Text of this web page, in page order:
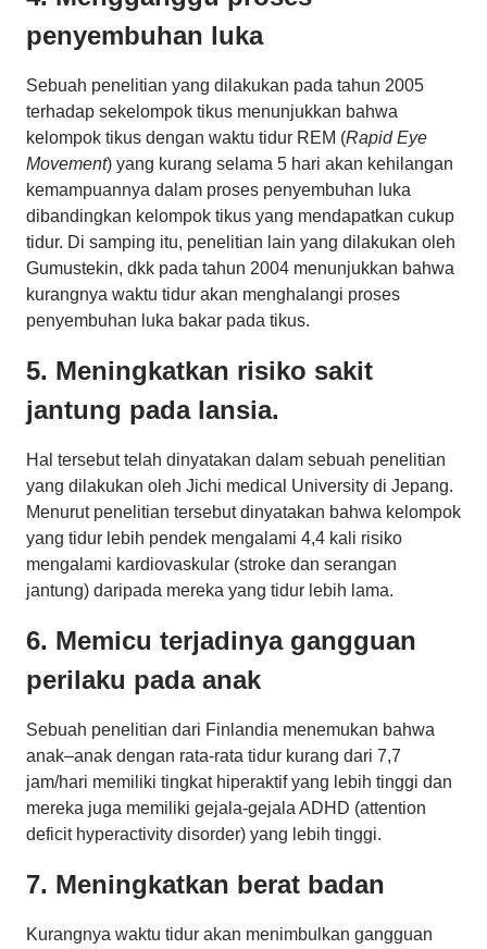
penyembuhan luka
Sebuah penelitian yang dilakukan pada tahun 2005
terhadap sekelompok tikus menunjukkan bahwa
kelompok tikus dengan waktu tidur REM (Rapid Eye
Movement) yang kurang selama 5 hari akan kehilangan
kemampuannya dalam proses penyembuhan luka
dibandingkan kelompok tikus yang mendapatkan cukup
tidur. Di samping itu, penelitian lain yang dilakukan oleh
Gumustekin, dkk pada tahun 2004 menunjukkan bahwa
kurangnya waktu tidur akan menghalangi proses
penyembuhan luka bakar pada tikus.
5. Meningkatkan risiko sakit
jantung pada lansia.
Hal tersebut telah dinyatakan dalam sebuah penelitian
yang dilakukan oleh Jichi medical University di Jepang.
Menurut penelitian tersebut dinyatakan bahwa kelompok
yang tidur lebih pendek mengalami 4,4 kali risiko
mengalami kardiovaskular (stroke dan serangan
jantung) daripada mereka yang tidur lebih lama.
6. Memicu terjadinya gangguan
perilaku pada anak
Sebuah penelitian dari Finlandia menemukan bahwa
anak–anak dengan rata-rata tidur kurang dari 7,7
jam/hari memiliki tingkat hiperaktif yang lebih tinggi dan
mereka juga memiliki gejala-gejala ADHD (attention
deficit hyperactivity disorder) yang lebih tinggi.
7. Meningkatkan berat badan
Kurangnya waktu tidur akan menimbulkan gangguan